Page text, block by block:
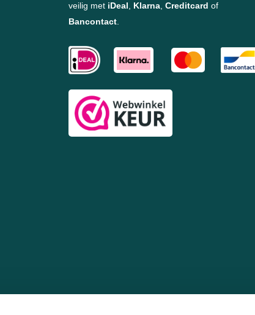
veilig met iDeal Klarna, Creditcard of
Bancontact.